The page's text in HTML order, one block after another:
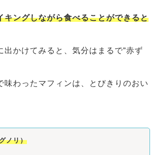
キングしながら食べることができると
出かけてみると、気分はまるで“赤ず
味わったマフィンは、とびきりのおい
ノリ）